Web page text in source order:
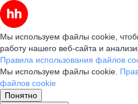
Мы используем файлы cookie,
работу нашего веб-сайта и
Правила использования файлов
Мы используем файлы cookie.
файлов cookie
Понятно